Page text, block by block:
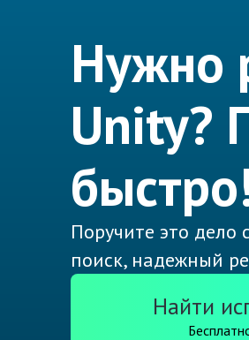
Нужно
Unity?
Поручите это
поиск, надежный
Найти